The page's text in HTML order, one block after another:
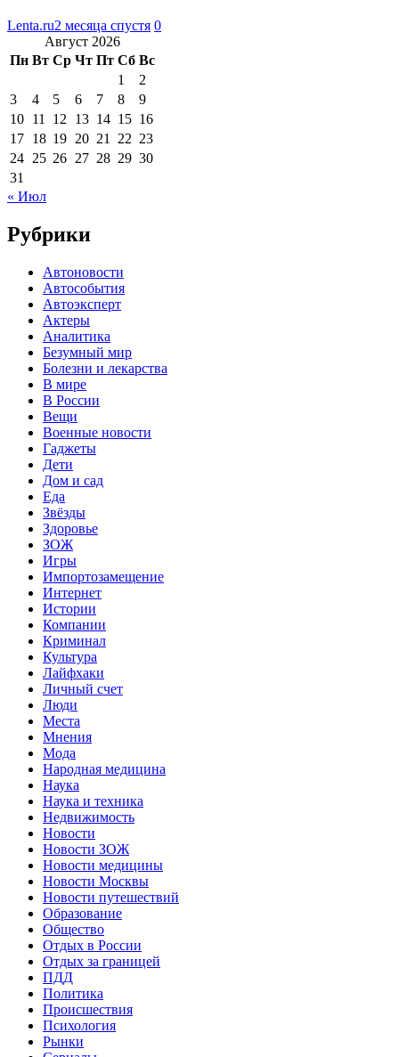
Lenta.ru2 месяца спустя 0
Август 2026
Пн Вт Ср Чт Пт Сб Вс
1
2
3
4 5 6 7 8
9
10 11 12 13 14 15 16
17 18 19 20 21 22 23
24 25 26 27 28 29 30
31
« Июл
Рубрики
Автоновости
Автособытия
Автоэксперт
Актеры
Аналитика
Безумный мир
Болезни и лекарства
В мире
В России
Вещи
Военные новости
Гаджеты
Дети
Дом и сад
Еда
Звёзды
Здоровье
ЗОЖ
Игры
Импортозамещение
Интернет
Истории
Компании
Криминал
Культура
Лайфхаки
Личный счет
Люди
Места
Мнения
Мода
Народная медицина
Наука
Наука и техника
Недвижимость
Новости
Новости ЗОЖ
Новости медицины
Новости Москвы
Новости путешествий
Образование
Общество
Отдых в России
Отдых за границей
ПДД
Политика
Происшествия
Психология
Рынки